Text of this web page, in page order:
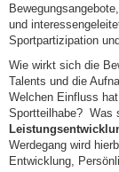
und
Sportpartizipation
Wie wirkt sich die
Talents und die
Welchen Einfluss
Sportteilhabe? Was
Werdegang wird
Entwicklung,